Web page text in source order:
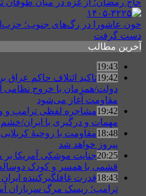
حاج رمضان؛ از غزه در میان طوفان
خون عاشورا در رگ‌های جنوب؛
دست گرفت
آخرین مطالب
19:43
19:42تاکید ائتلاف حاکم
دولت/همزمان با خروج نظامی
مقاومت آغاز می‌شود
19:42مشاجره لفظی ترامپ و
مهمات و درگیری با ایران/خشم
18:48مقاومت با روحیهٔ
پیروز خواهد شد
20:25جنایت موشکی آمریکا
قشمی با همسر و کودک
18:43قدرت غافلگیرکننده ایران
ترامپ؛ ریسک مرگ سربازان